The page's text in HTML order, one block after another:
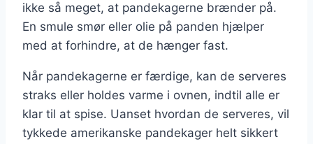
ikke så meget, at pandekagerne brænder på.
En smule smør eller olie på panden hjælper
med at forhindre, at de hænger fast.
Når pandekagerne er færdige, kan de serveres
straks eller holdes varme i ovnen, indtil alle er
klar til at spise. Uanset hvordan de serveres, vil
tykkede amerikanske pandekager helt sikkert